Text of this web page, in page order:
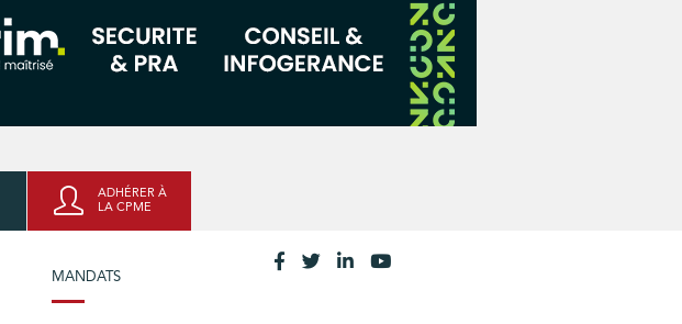
ADHÉRER À
LA CPME
MANDATS